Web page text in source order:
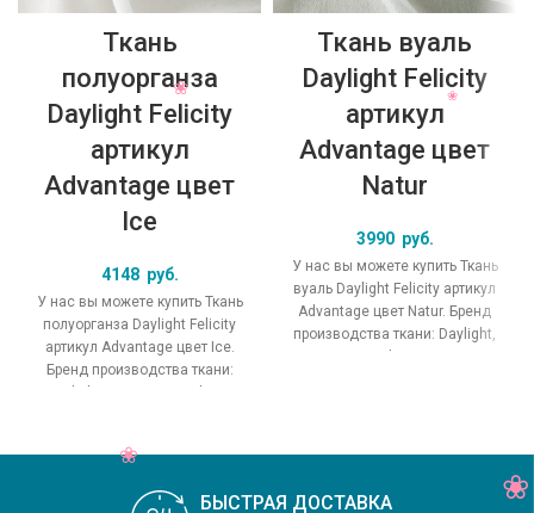
Ткань
полуорганза
Daylight Felicity
артикул
Advantage цвет
Ice
4148 руб.
У нас вы можете купить Ткань
полуорганза Daylight Felicity
артикул Advantage цвет Ice.
Бренд производства ткани:
Daylight, коллекция Felicity,
Ткань вуаль
Daylight Felicity
артикул
Advantage цвет
Natur
3990 руб.
У нас вы можете купить Ткань
вуаль Daylight Felicity артикул
Advantage цвет Natur. Бренд
производства ткани: Daylight,
коллекция Felicity, основной
БЫСТРАЯ ДОСТАВКА